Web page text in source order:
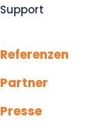
Support
Referenzen
Partner
Presse